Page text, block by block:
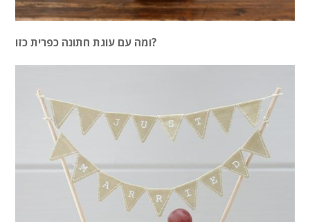
ומה עם עוגת חתונה כפרית כזו?